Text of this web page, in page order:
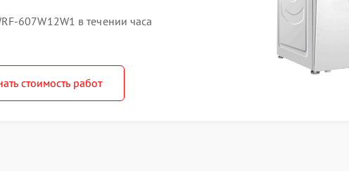
607W12W1 в течении часа
стоимость работ